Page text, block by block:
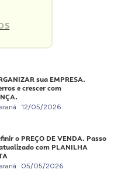
sua EMPRESA.
e crescer com
12/05/2026
o PREÇO DE VENDA. Passo
com PLANILHA
05/05/2026